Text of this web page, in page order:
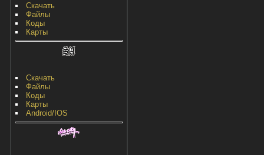
Скачать
Файлы
Коды
Карты
Скачать
Файлы
Коды
Карты
Android/IOS